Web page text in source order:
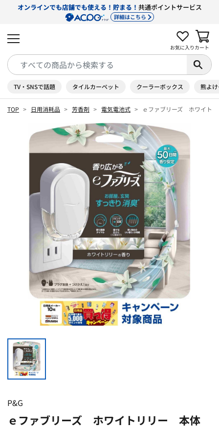
オンラインでも店舗でも使える！貯まる！ 共通ポイントサービス
詳細はこちら
お気に入り カート
TV・SNSで話題 タイルカーペット クーラーボックス 熊よ
TOP 日用消耗品 芳香剤 電気電池式 ｅファブリーズ ホワイト
P&G
ｅファブリーズ ホワイトリリー 本体